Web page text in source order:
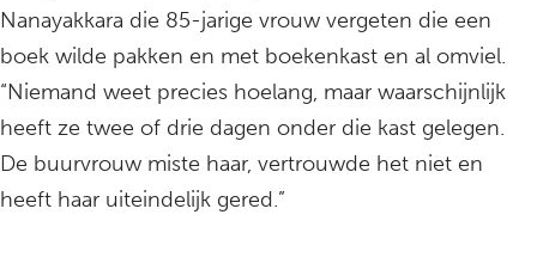
Nanayakkara die 85-jarige vrouw vergeten die een
boek wilde pakken en met boekenkast en al omviel.
“Niemand weet precies hoelang, maar waarschijnlijk
heeft ze twee of drie dagen onder die kast gelegen.
De buurvrouw miste haar, vertrouwde het niet en
heeft haar uiteindelijk gered.”